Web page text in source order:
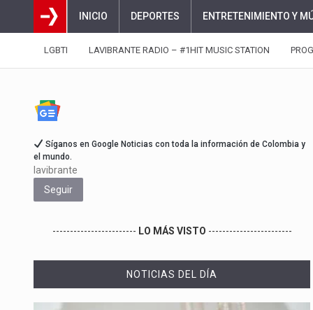
INICIO DEPORTES ENTRETENIMIENTO Y
LGBTI LAVIBRANTE RADIO – #1HIT MUSIC STATION
Síganos en Google Noticias con toda la información de Colombia y
el mundo.
lavibrante
Seguir
------------------------ LO MÁS VISTO ------------------------
NOTICIAS DEL DÍA